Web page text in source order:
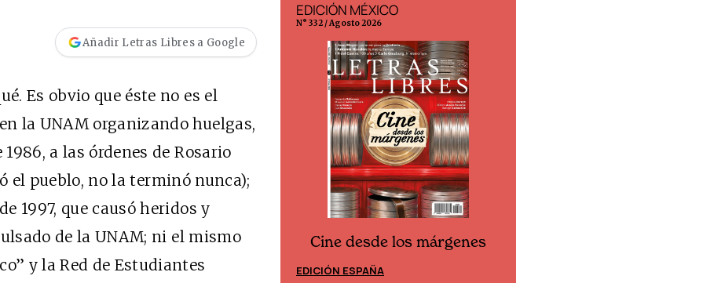
Añadir Letras Libres a Google
Es obvio que éste no es el
la UNAM organizando huelgas,
a las órdenes de Rosario
el pueblo, no la terminó nunca);
1997, que causó heridos y
de la UNAM; ni el mismo
y la Red de Estudiantes
Cine desde los márgenes
EDICIÓN MÉXICO
EDICIÓN MÉXICO
N° 332 / Agosto 2026
Cine desde los márgenes
EDICIÓN ESPAÑA